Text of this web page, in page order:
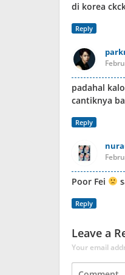
di korea
Reply
padahal
cantiknya
Reply
Poor Fei
Reply
Leave a
Your email